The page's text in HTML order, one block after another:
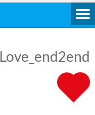
Love_end2end